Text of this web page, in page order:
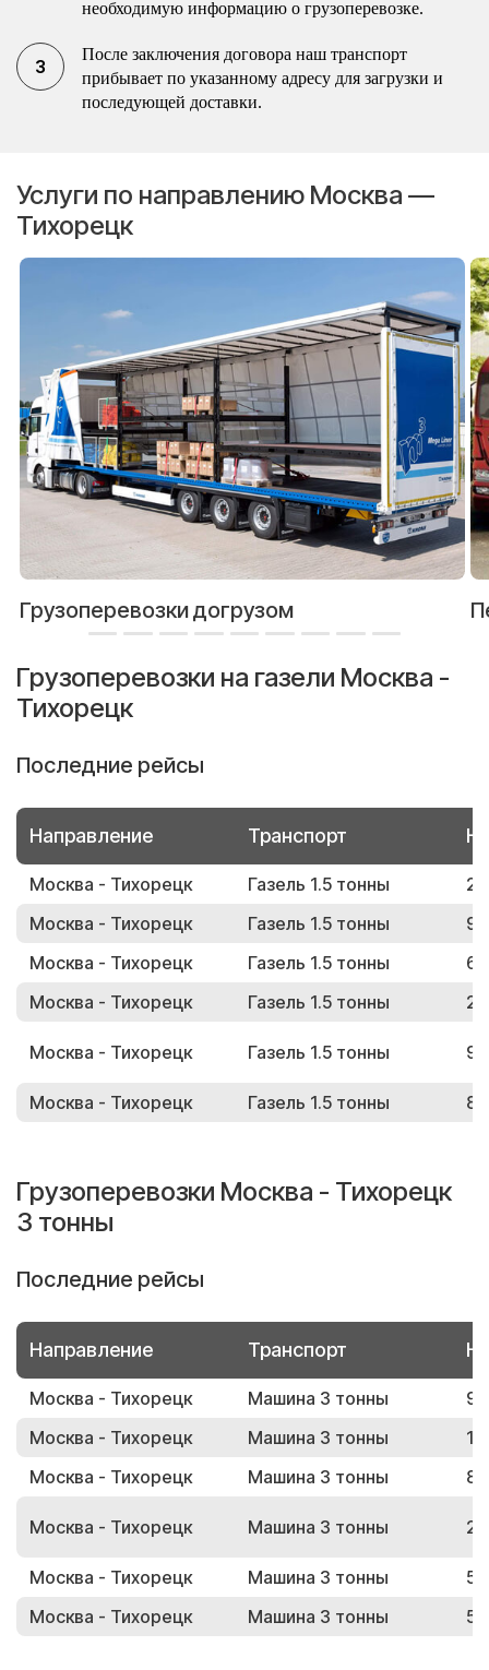
необходимую информацию о грузоперевозке.
После заключения договора наш транспорт
прибывает по указанному адресу для загрузки и
последующей доставки.
Услуги по направлению Москва —
Тихорецк
Грузоперевозки догрузом
Грузоперевозки на газели Москва -
Тихорецк
Последние рейсы
Направление Транспорт
Москва - Тихорецк Газель 1.5 тонны
Москва - Тихорецк
Газель 1.5 тонны
Москва - Тихорецк
Газель 1.5 тонны
Москва - Тихорецк
Газель 1.5 тонны
Москва - Тихорецк Газель 1.5 тонны
Москва - Тихорецк Газель 1.5 тонны
Грузоперевозки Москва - Тихорецк
3 тонны
Последние рейсы
Направление Транспорт
Москва - Тихорецк Машина 3 тонны
Москва - Тихорецк
Машина 3 тонны
Москва - Тихорецк
Машина 3 тонны
Москва - Тихорецк Машина 3 тонны
Москва - Тихорецк Машина 3 тонны
Москва - Тихорецк
Машина 3 тонны